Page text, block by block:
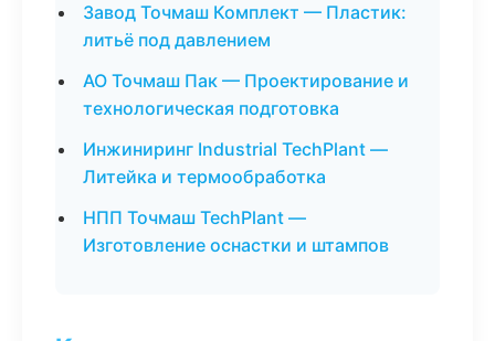
Завод Точмаш Комплект — Пластик:
литьё под давлением
АО Точмаш Пак — Проектирование и
технологическая подготовка
Инжиниринг Industrial TechPlant —
Литейка и термообработка
НПП Точмаш TechPlant —
Изготовление оснастки и штампов